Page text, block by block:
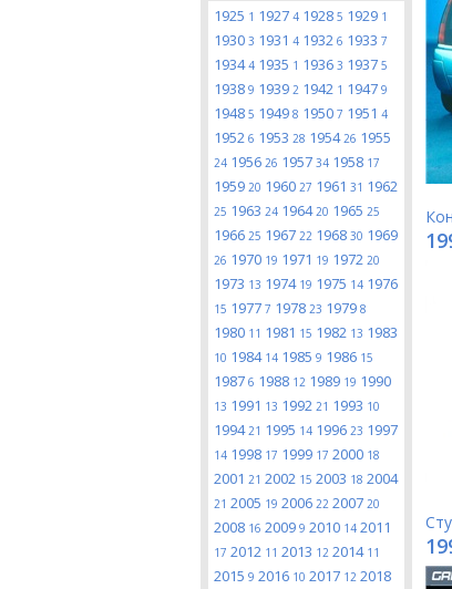
1925 1 1927 4 1928 5 1929 1
1930 3 1931 4 1932 6 1933 7
19344 1935 1 1936 3 1937 5
1938 9 1939 2 1942 1 1947 9
1948 5 1949 8 1950 7 1951 4
1952 6 1953 28 195426 1955
24 1956 26 1957 34 1958 17
1959 20 1960 27 1961 31 1962
25 1963 24 196420 1965 25
1966 25 1967 22 1968 30 1969
26 1970 19 1971 19 1972 20
1973 13 1974 19 1975 14 1976
15 1977 7 1978 23 1979 8
1980 11 1981 15 1982 13 1983
10 1984 14 1985 9 1986 15
1987 6 1988 12 1989 19 1990
13 1991 13 1992 21 1993 10
199421 1995 14 1996 23 1997
14 1998 17 1999 17 2000 18
2001 21 2002 15 2003 18 2004
21 2005 19 2006 22 2007 20
2008 16 2009 9 2010 14 2011
17 2012 11 2013 12 2014 11
2015 9 2016 10 2017 12 2018